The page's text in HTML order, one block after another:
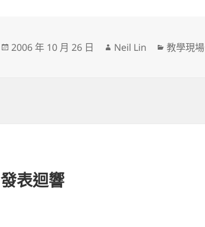
發
2006 年 10 月 26 日
作
Neil Lin
分
教學現場
發表迴響